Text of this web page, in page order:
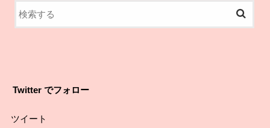
Twitter でフォロー
ツイート